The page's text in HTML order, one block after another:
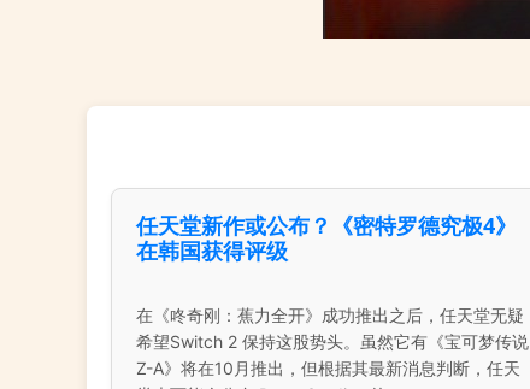
任天堂新作或公布？《密特罗德究极4》
在韩国获得评级
在《咚奇刚：蕉力全开》成功推出之后，任天堂无疑
希望Switch 2 保持这股势头。虽然它有《宝可梦传说
Z-A》将在10月推出，但根据其最新消息判断，任天